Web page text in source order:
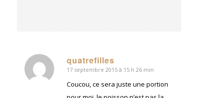
quatrefilles
dit
17 septembre 2015 à 15 h 26 min
Coucou, ce sera juste une portion